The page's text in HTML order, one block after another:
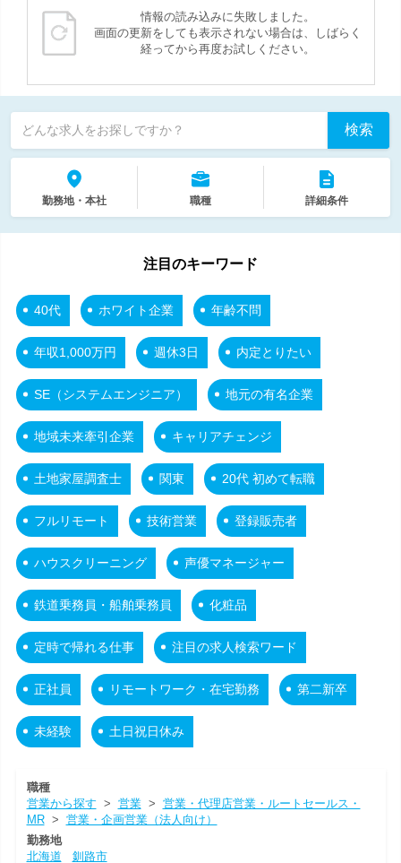
情報の読み込みに失敗しました。
画面の更新をしても表示されない場合は、しばらく
経ってから再度お試しください。
どんな求人をお探しですか？ 検索
勤務地・本社 職種 詳細条件
注目のキーワード
40代 ホワイト企業 年齢不問
年収1,000万円 週休3日 内定とりたい
SE（システムエンジニア） 地元の有名企業
地域未来牽引企業 キャリアチェンジ
土地家屋調査士 関東 20代 初めて転職
フルリモート 技術営業 登録販売者
ハウスクリーニング 声優マネージャー
鉄道乗務員・船舶乗務員 化粧品
定時で帰れる仕事 注目の求人検索ワード
正社員 リモートワーク・在宅勤務 第二新卒
未経験 土日祝日休み
職種
営業から探す > 営業> 営業・代理店営業・ルートセールス・
MR> 営業・企画営業（法人向け）
勤務地
北海道
釧路市